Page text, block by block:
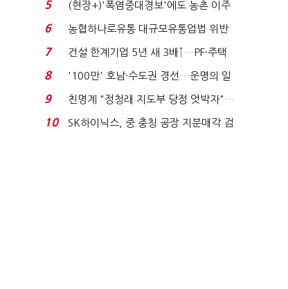
5
(현장+)'폭염중대경보'에도 농촌 이주
노동자는 강행군…'야...
6
농협하나로유통 대규모유통업법 위반
적발…공정위, 과...
7
건설 한계기업 5년 새 3배↑…PF·주택
침체에 재무 ...
8
'100만' 호남·수도권 경선…운명의 일
주일
9
친명계 "정청래 지도부 당정 엇박자"…
친청계 "신천지 오...
10
SK하이닉스, 중 충칭 공장 지분매각 검